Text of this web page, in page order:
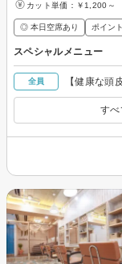
カット単価： ￥1,200～
◎ 本日空席あり ポイン
スペシャルメニュー
全員 【健康な頭
す